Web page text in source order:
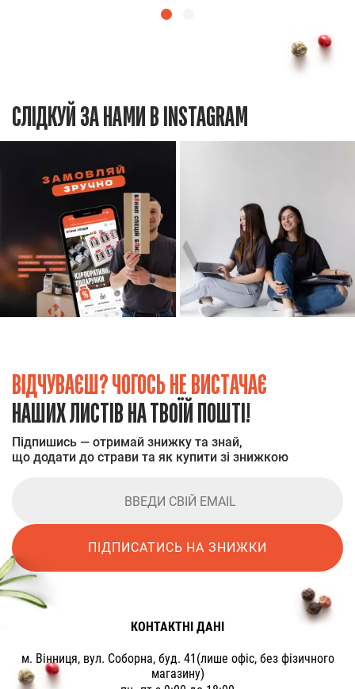
СЛІДКУЙ ЗА НАМИ В INSTAGRAM
ВІДЧУВАЄШ? ЧОГОСЬ НЕ ВИСТАЧАЄ
НАШИХ ЛИСТІВ НА ТВОЇЙ ПОШТІ!
Підпишись — отримай знижку та знай,
що додати до страви та як купити зі знижкою
ПІДПИСАТИСЬ НА ЗНИЖКИ
КОНТАКТНІ ДАНІ
м. Вінниця, вул. Соборна, буд. 41(лише офіс, без фізичного
магазину)